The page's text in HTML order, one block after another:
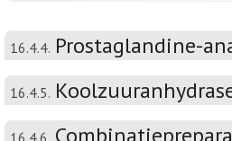
16.4.4. Prostaglandine-
16.4.5.